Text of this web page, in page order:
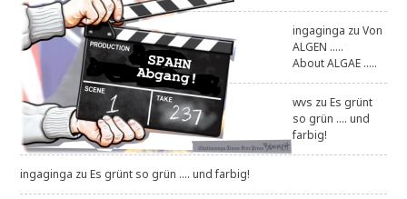
ingaginga zuVon
ALGEN .....
About ALGAE .....
wvs zuEs grünt
so grün .... und
farbig!
ingaginga zuEs grünt so grün .... und farbig!